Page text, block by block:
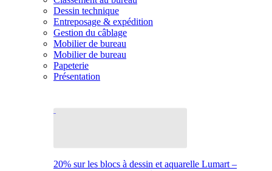
Dessin technique
Entreposage & expédition
Gestion du câblage
Mobilier de bureau
Mobilier de bureau
Papeterie
Présentation
20% sur les blocs à dessin et aquarelle Lumart –